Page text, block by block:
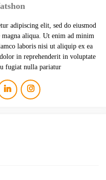
adipiscing elit, sed do eiusmod
aliqua. Ut enim ad minim
laboris nisi ut aliquip ex ea
in reprehenderit in voluptate
fugiat nulla pariatur